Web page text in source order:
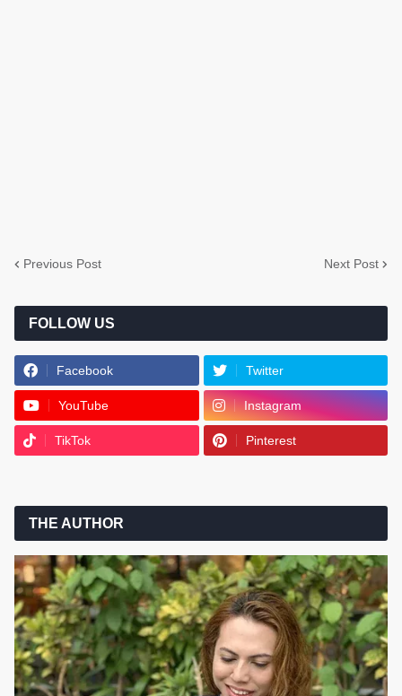
Previous Post Next Post
FOLLOW US
Facebook Twitter
YouTube Instagram
TikTok Pinterest
THE AUTHOR